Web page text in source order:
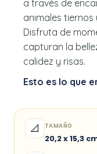
a través de
animales
Disfruta de
capturan la
calidez y risas.
Esto es lo que
📐 TAMAÑO
20,2 x 15,3